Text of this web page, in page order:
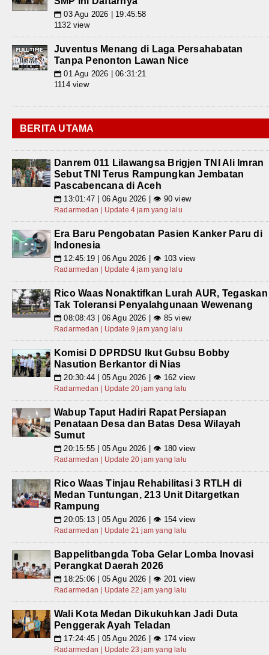
📅 03 Agu 2026 | 19:45:58
1132 view
Juventus Menang di Laga Persahabatan
Tanpa Penonton Lawan Nice
📅 01 Agu 2026 | 06:31:21
1114 view
BERITA UTAMA
Danrem 011 Lilawangsa Brigjen TNI Ali Imran
Sebut TNI Terus Rampungkan Jembatan
Pascabencana di Aceh
📅 13:01:47 | 06 Agu 2026 | 👁 90 view
Radarmedan | Update 4 jam yang lalu
Era Baru Pengobatan Pasien Kanker Paru di
Indonesia
📅 12:45:19 | 06 Agu 2026 | 👁 103 view
Radarmedan | Update 4 jam yang lalu
Rico Waas Nonaktifkan Lurah AUR, Tegaskan
Tak Toleransi Penyalahgunaan Wewenang
📅 08:08:43 | 06 Agu 2026 | 👁 85 view
Radarmedan | Update 9 jam yang lalu
Komisi D DPRDSU Ikut Gubsu Bobby
Nasution Berkantor di Nias
📅 20:30:44 | 05 Agu 2026 | 👁 162 view
Radarmedan | Update 20 jam yang lalu
Wabup Taput Hadiri Rapat Persiapan
Penataan Desa dan Batas Desa Wilayah
Sumut
📅 20:15:55 | 05 Agu 2026 | 👁 180 view
Radarmedan | Update 20 jam yang lalu
Rico Waas Tinjau Rehabilitasi 3 RTLH di
Medan Tuntungan, 213 Unit Ditargetkan
Rampung
📅 20:05:13 | 05 Agu 2026 | 👁 154 view
Radarmedan | Update 21 jam yang lalu
Bappelitbangda Toba Gelar Lomba Inovasi
Perangkat Daerah 2026
📅 18:25:06 | 05 Agu 2026 | 👁 201 view
Radarmedan | Update 22 jam yang lalu
Wali Kota Medan Dikukuhkan Jadi Duta
Penggerak Ayah Teladan
📅 17:24:45 | 05 Agu 2026 | 👁 174 view
Radarmedan | Update 23 jam yang lalu